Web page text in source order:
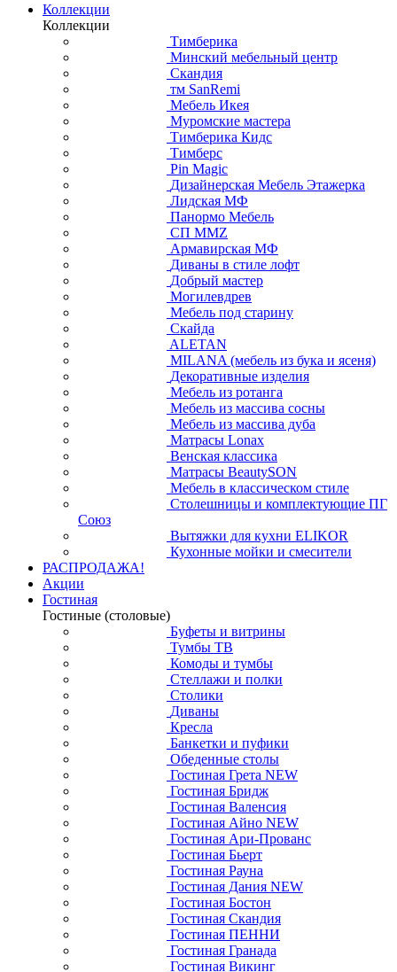
Коллекции
Коллекции
Тимберика
Минский мебельный центр
Скандия
тм SanRemi
Мебель Икея
Муромские мастера
Тимберика Кидс
Тимберс
Pin Magic
Дизайнерская Мебель Этажерка
Лидская МФ
Панормо Мебель
СП ММZ
Армавирская МФ
Диваны в стиле лофт
Добрый мастер
Могилевдрев
Мебель под старину
Скайда
ALETAN
MILANA (мебель из бука и ясеня)
Декоративные изделия
Мебель из ротанга
Мебель из массива сосны
Мебель из массива дуба
Матрасы Lonax
Венская классика
Матрасы BeautySON
Мебель в классическом стиле
Столешницы и комплектующие ПГ
Союз
Вытяжки для кухни ELIKOR
Кухонные мойки и смесители
РАСПРОДАЖА!
Акции
Гостиная
Гостиные (столовые)
Буфеты и витрины
Тумбы ТВ
Комоды и тумбы
Стеллажи и полки
Столики
Диваны
Кресла
Банкетки и пуфики
Обеденные столы
Гостиная Грета NEW
Гостиная Бридж
Гостиная Валенсия
Гостиная Айно NEW
Гостиная Ари-Прованс
Гостиная Бьерт
Гостиная Рауна
Гостиная Дания NEW
Гостиная Бостон
Гостиная Скандия
Гостиная ПЕННИ
Гостиная Гранада
Гостиная Викинг